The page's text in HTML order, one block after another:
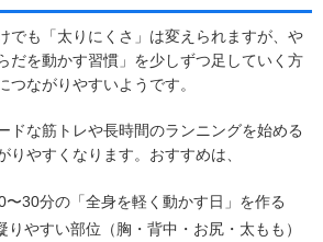
でも「太りにくさ」は変えられますが、や
だを動かす習慣」を少しずつ足していく方
つながりやすいようです。
ドな筋トレや長時間のランニングを始める
りやすくなります。おすすめは、
30分の「全身を軽く動かす日」を作る
りやすい部位（胸・背中・お尻・太もも）